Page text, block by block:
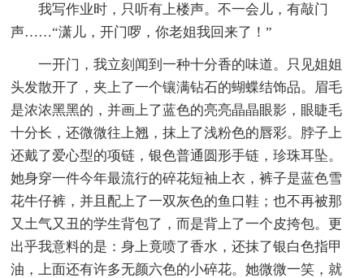
我写作业时，只听有上楼声。不一会儿，有敲门
声……“潇儿，开门啰，你老姐我回来了！”
一开门，我立刻闻到一种十分香的味道。只见姐姐
头发散开了，夹上了一个镶满钻石的蝴蝶结饰品。眉毛
是浓浓黑黑的，并画上了蓝色的亮亮晶晶眼影，眼睫毛
十分长，还微微往上翘，抹上了浅粉色的唇彩。脖子上
还戴了爱心型的项链，银色普通圆形手链，珍珠耳坠。
她身穿一件今年最流行的碎花短袖上衣，裤子是蓝色雪
花牛仔裤，并且配上了一双灰色的鱼口鞋；也不再被那
又土气又丑的学生背包了，而是背上了一个皮挎包。更
出乎我意料的是：身上竟喷了香水，还抹了银白色指甲
油，上面还有许多无颜六色的小碎花。她微微一笑，就